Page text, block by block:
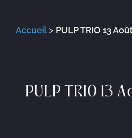
Accueil> PULP TRIO 13
PULP TRIO 13